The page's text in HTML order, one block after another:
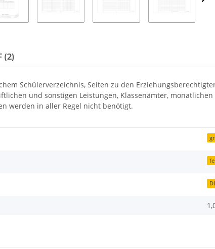
(2)
Schülerverzeichnis, Seiten zu den
und sonstigen Leistungen, Klassenämter,
werden in aller Regel nicht benötigt.